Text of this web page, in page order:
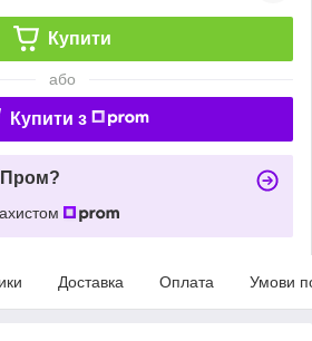
Купити
або
Купити з
Пром?
Доставка Оплата Умови